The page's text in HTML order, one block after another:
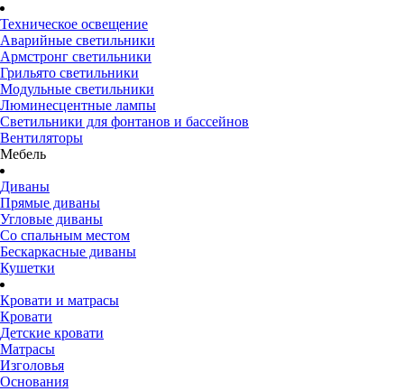
Техническое освещение
Аварийные светильники
Армстронг светильники
Грильято светильники
Модульные светильники
Люминесцентные лампы
Светильники для фонтанов и бассейнов
Вентиляторы
Мебель
Диваны
Прямые диваны
Угловые диваны
Со спальным местом
Бескаркасные диваны
Кушетки
Кровати и матрасы
Кровати
Детские кровати
Матрасы
Изголовья
Основания